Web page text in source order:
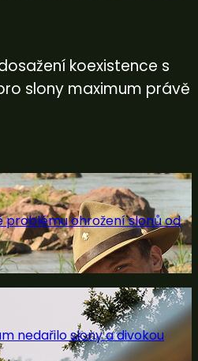
koexistence s
slony maximum právě
problému ohrožení slonů od
nedařilo slony a divokou